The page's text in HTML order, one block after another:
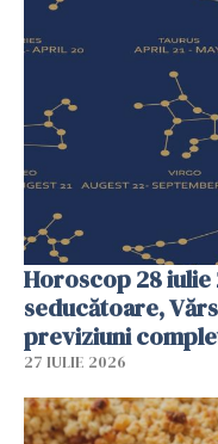
Horoscop 28 iulie
seducătoare,
previziuni
27 IULIE 2026